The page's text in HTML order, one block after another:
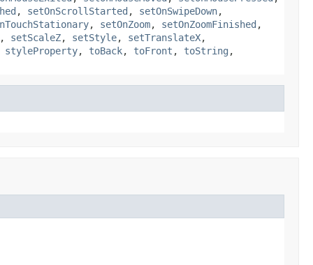
, setOnScrollStarted , setOnSwipeDown,
, setOnZoom, setOnZoomFinished ,
, setScaleZ, setStyle, setTranslateX,
styleProperty, toBack, toFront , toString ,